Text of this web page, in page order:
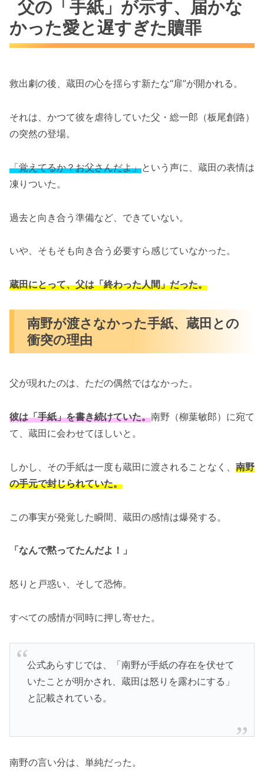
父の「手紙」が示す、届かな
かった愛と遅すぎた贖罪
救出劇の後、蔵田の心を揺らす新たな“扉”が開かれる。
それは、かつて彼を虐待していた父・総一郎（板尾創路）
の突然の登場。
「覚えてるか？お父さんだよ」という声に、蔵田の表情は
凍りついた。
過去と向き合う準備など、できていない。
いや、そもそも向き合う必要すら感じていなかった。
蔵田にとって、父は「終わった人間」だった。
南野が渡さなかった手紙、蔵田との
衝突の理由
父が現れたのは、ただの偶然ではなかった。
彼は「手紙」を書き続けていた。南野（柳葉敏郎）に宛て
て、蔵田に会わせてほしいと。
しかし、その手紙は一度も蔵田に渡されることなく、 南野
の手元で封じられていた。
この事実が発覚した瞬間、蔵田の感情は爆発する。
「なんで黙ってたんだよ！」
怒りと戸惑い、そして恐怖。
すべての感情が同時に押し寄せた。
公式あらすじでは、「南野が手紙の存在を伏せて
いたことが明かされ、蔵田は怒りを露わにする」
と記載されている。
南野の言い分は、単純だった。